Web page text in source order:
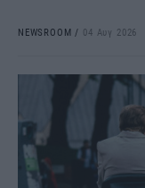
NEWSROOM / 04 Αυγ 2026